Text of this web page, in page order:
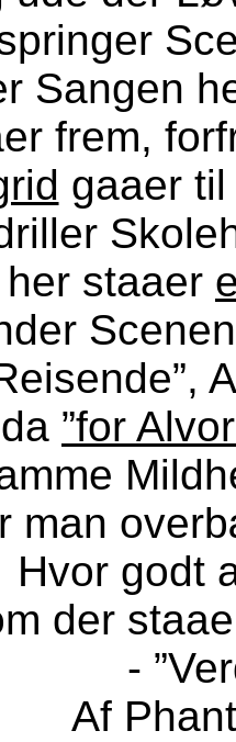
Sangen
frem,
gaaer
staaer
”for
man
Hvor godt
der
-
Af